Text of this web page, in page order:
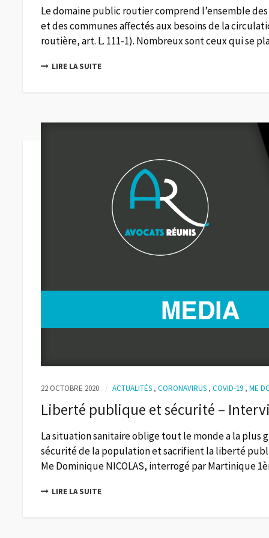
Le domaine public routier comprend l’ensemble
et des communes affectés aux besoins de la
routière, art. L. 111-1). Nombreux sont ceux qui se
LIRE LA SUITE
22 OCTOBRE 2020 ACTUALITÉS , CORONAVIRUS , COVID-19 , ME
Liberté publique et sécurité –
La situation sanitaire oblige tout le monde a la plus
sécurité de la population et sacrifient la liberté
Me Dominique NICOLAS, interrogé par Martinique
LIRE LA SUITE